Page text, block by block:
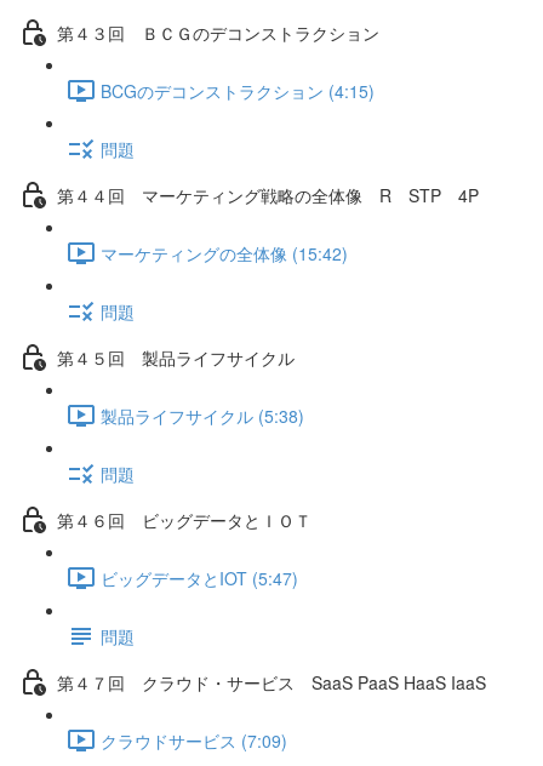
第４３回 ＢＣＧのデコンストラクション
BCGのデコンストラクション (4:15)
問題
第４４回 マーケティング戦略の全体像 R STP 4P
マーケティングの全体像 (15:42)
問題
第４５回 製品ライフサイクル
製品ライフサイクル (5:38)
問題
第４６回 ビッグデータとＩＯＴ
ビッグデータとIOT (5:47)
問題
第４７回 クラウド・サービス SaaS PaaS HaaS IaaS
クラウドサービス (7:09)